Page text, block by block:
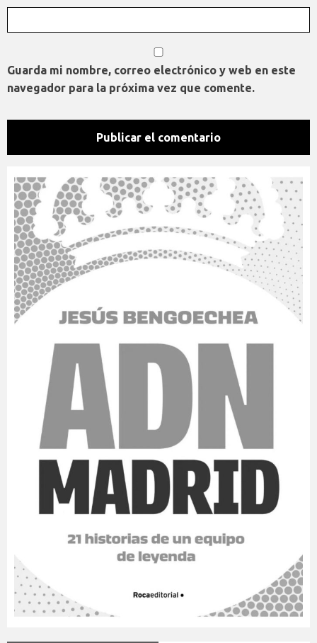
Guarda mi nombre, correo electrónico y web en este
navegador para la próxima vez que comente.